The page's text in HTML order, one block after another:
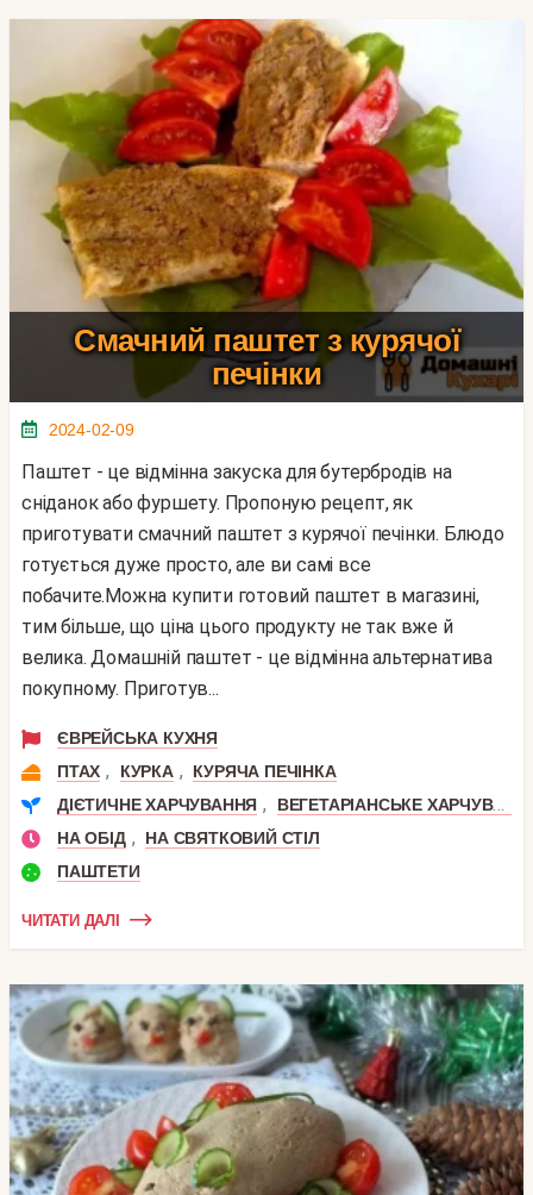
Смачний паштет з курячої
печінки
2024-02-09
Паштет - це відмінна закуска для бутербродів на
сніданок або фуршету. Пропоную рецепт, як
приготувати смачний паштет з курячої печінки. Блюдо
готується дуже просто, але ви самі все
побачите.Можна купити готовий паштет в магазині,
тим більше, що ціна цього продукту не так вже й
велика. Домашній паштет - це відмінна альтернатива
покупному. Приготув...
ЄВРЕЙСЬКА КУХНЯ
ПТАХ , КУРКА ,
КУРЯЧА ПЕЧІНКА
ДІЄТИЧНЕ ХАРЧУВАННЯ ,
ВЕГЕТАРІАНСЬКЕ ХАРЧУВАННЯ
НА ОБІД ,
НА СВЯТКОВИЙ СТІЛ
ПАШТЕТИ
ЧИТАТИ ДАЛІ